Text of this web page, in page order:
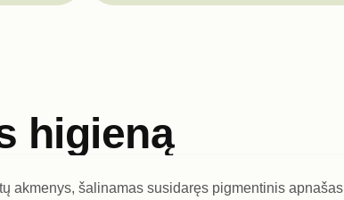
higieną
akmenys, šalinamas susidaręs pigmentinis apnašas